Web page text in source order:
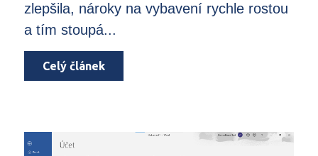
zlepšila, nároky na vybavení rychle rostou
a tím stoupá...
Celý článek